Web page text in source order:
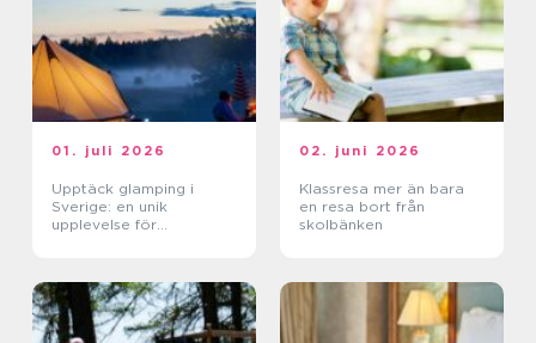
01. juli 2026
Upptäck glamping i
Sverige: en unik
upplevelse för
02. juni 2026
Klassresa mer än bara
en resa bort från
skolbänken